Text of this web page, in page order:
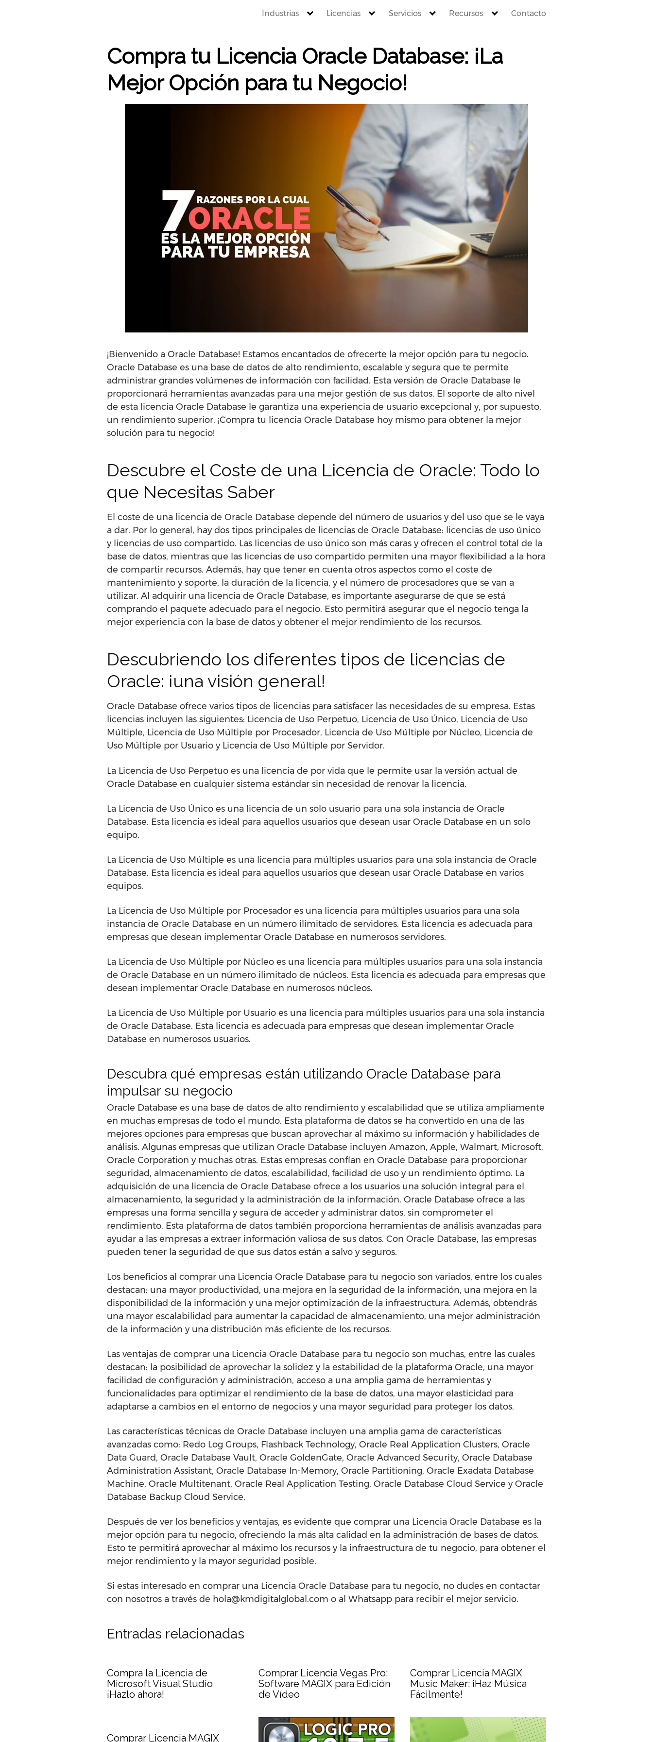
contenido
Industrias Licencias Servicios Recursos Contacto
Compra tu Licencia Oracle Database: ¡La
Mejor Opción para tu Negocio!
¡Bienvenido a Oracle Database! Estamos encantados de ofrecerte la mejor opción para tu negocio.
Oracle Database es una base de datos de alto rendimiento, escalable y segura que te permite
administrar grandes volúmenes de información con facilidad. Esta versión de Oracle Database le
proporcionará herramientas avanzadas para una mejor gestión de sus datos. El soporte de alto nivel
de esta licencia Oracle Database le garantiza una experiencia de usuario excepcional y, por supuesto,
un rendimiento superior. ¡Compra tu licencia Oracle Database hoy mismo para obtener la mejor
solución para tu negocio!
Descubre el Coste de una Licencia de Oracle: Todo lo
que Necesitas Saber
El coste de una licencia de Oracle Database depende del número de usuarios y del uso que se le vaya
a dar. Por lo general, hay dos tipos principales de licencias de Oracle Database: licencias de uso único
y licencias de uso compartido. Las licencias de uso único son más caras y ofrecen el control total de la
base de datos, mientras que las licencias de uso compartido permiten una mayor flexibilidad a la hora
de compartir recursos. Además, hay que tener en cuenta otros aspectos como el coste de
mantenimiento y soporte, la duración de la licencia, y el número de procesadores que se van a
utilizar. Al adquirir una licencia de Oracle Database, es importante asegurarse de que se está
comprando el paquete adecuado para el negocio. Esto permitirá asegurar que el negocio tenga la
mejor experiencia con la base de datos y obtener el mejor rendimiento de los recursos.
Descubriendo los diferentes tipos de licencias de
Oracle: ¡una visión general!
Oracle Database ofrece varios tipos de licencias para satisfacer las necesidades de su empresa. Estas
licencias incluyen las siguientes: Licencia de Uso Perpetuo, Licencia de Uso Único, Licencia de Uso
Múltiple, Licencia de Uso Múltiple por Procesador, Licencia de Uso Múltiple por Núcleo, Licencia de
Uso Múltiple por Usuario y Licencia de Uso Múltiple por Servidor.
La Licencia de Uso Perpetuo es una licencia de por vida que le permite usar la versión actual de
Oracle Database en cualquier sistema estándar sin necesidad de renovar la licencia.
La Licencia de Uso Único es una licencia de un solo usuario para una sola instancia de Oracle
Database. Esta licencia es ideal para aquellos usuarios que desean usar Oracle Database en un solo
equipo.
La Licencia de Uso Múltiple es una licencia para múltiples usuarios para una sola instancia de Oracle
Database. Esta licencia es ideal para aquellos usuarios que desean usar Oracle Database en varios
equipos.
La Licencia de Uso Múltiple por Procesador es una licencia para múltiples usuarios para una sola
instancia de Oracle Database en un número ilimitado de servidores. Esta licencia es adecuada para
empresas que desean implementar Oracle Database en numerosos servidores.
La Licencia de Uso Múltiple por Núcleo es una licencia para múltiples usuarios para una sola instancia
de Oracle Database en un número ilimitado de núcleos. Esta licencia es adecuada para empresas que
desean implementar Oracle Database en numerosos núcleos.
La Licencia de Uso Múltiple por Usuario es una licencia para múltiples usuarios para una sola instancia
de Oracle Database. Esta licencia es adecuada para empresas que desean implementar Oracle
Database en numerosos usuarios.
Descubra qué empresas están utilizando Oracle Database para
impulsar su negocio
Oracle Database es una base de datos de alto rendimiento y escalabilidad que se utiliza ampliamente
en muchas empresas de todo el mundo. Esta plataforma de datos se ha convertido en una de las
mejores opciones para empresas que buscan aprovechar al máximo su información y habilidades de
análisis. Algunas empresas que utilizan Oracle Database incluyen Amazon, Apple, Walmart, Microsoft,
Oracle Corporation y muchas otras. Estas empresas confían en Oracle Database para proporcionar
seguridad, almacenamiento de datos, escalabilidad, facilidad de uso y un rendimiento óptimo. La
adquisición de una licencia de Oracle Database ofrece a los usuarios una solución integral para el
almacenamiento, la seguridad y la administración de la información. Oracle Database ofrece a las
empresas una forma sencilla y segura de acceder y administrar datos, sin comprometer el
rendimiento. Esta plataforma de datos también proporciona herramientas de análisis avanzadas para
ayudar a las empresas a extraer información valiosa de sus datos. Con Oracle Database, las empresas
pueden tener la seguridad de que sus datos están a salvo y seguros.
Los beneficios al comprar una Licencia Oracle Database para tu negocio son variados, entre los cuales
destacan: una mayor productividad, una mejora en la seguridad de la información, una mejora en la
disponibilidad de la información y una mejor optimización de la infraestructura. Además, obtendrás
una mayor escalabilidad para aumentar la capacidad de almacenamiento, una mejor administración
de la información y una distribución más eficiente de los recursos.
Las ventajas de comprar una Licencia Oracle Database para tu negocio son muchas, entre las cuales
destacan: la posibilidad de aprovechar la solidez y la estabilidad de la plataforma Oracle, una mayor
facilidad de configuración y administración, acceso a una amplia gama de herramientas y
funcionalidades para optimizar el rendimiento de la base de datos, una mayor elasticidad para
adaptarse a cambios en el entorno de negocios y una mayor seguridad para proteger los datos.
Las características técnicas de Oracle Database incluyen una amplia gama de características
avanzadas como: Redo Log Groups, Flashback Technology, Oracle Real Application Clusters, Oracle
Data Guard, Oracle Database Vault, Oracle GoldenGate, Oracle Advanced Security, Oracle Database
Administration Assistant, Oracle Database In-Memory, Oracle Partitioning, Oracle Exadata Database
Machine, Oracle Multitenant, Oracle Real Application Testing, Oracle Database Cloud Service y Oracle
Database Backup Cloud Service.
Después de ver los beneficios y ventajas, es evidente que comprar una Licencia Oracle Database es la
mejor opción para tu negocio, ofreciendo la más alta calidad en la administración de bases de datos.
Esto te permitirá aprovechar al máximo los recursos y la infraestructura de tu negocio, para obtener el
mejor rendimiento y la mayor seguridad posible.
Si estas interesado en comprar una Licencia Oracle Database para tu negocio, no dudes en contactar
con nosotros a través de hola@kmdigitalglobal.com o al Whatsapp para recibir el mejor servicio.
Entradas relacionadas
Compra la Licencia de
Microsoft Visual Studio
¡Hazlo ahora!
Comprar Licencia Vegas Pro:
Software MAGIX para Edición
de Vídeo
Comprar Licencia MAGIX
Music Maker: ¡Haz Música
Fácilmente!
Comprar Licencia MAGIX